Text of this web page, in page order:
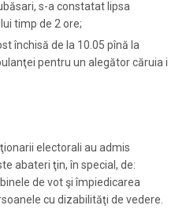
s-a constatat lipsa
timp de 2 ore;
închisă de la 10.05 pînă la
pentru un alegător căruia i
electorali au admis
abateri ţin, în special, de:
de vot şi împiedicarea
cu dizabilităţi de vedere.